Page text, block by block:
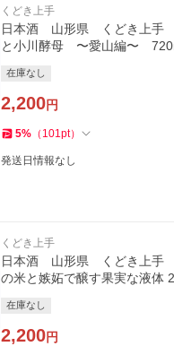
くどき上手
日本酒 山形県 くどき上手
と小川酵母 〜愛山編〜
在庫なし
2,200円
5% （ 101pt）
発送日情報なし
くどき上手
日本酒 山形県 くどき上手
の米と嫉妬で醸す果実な液
在庫なし
2,200円